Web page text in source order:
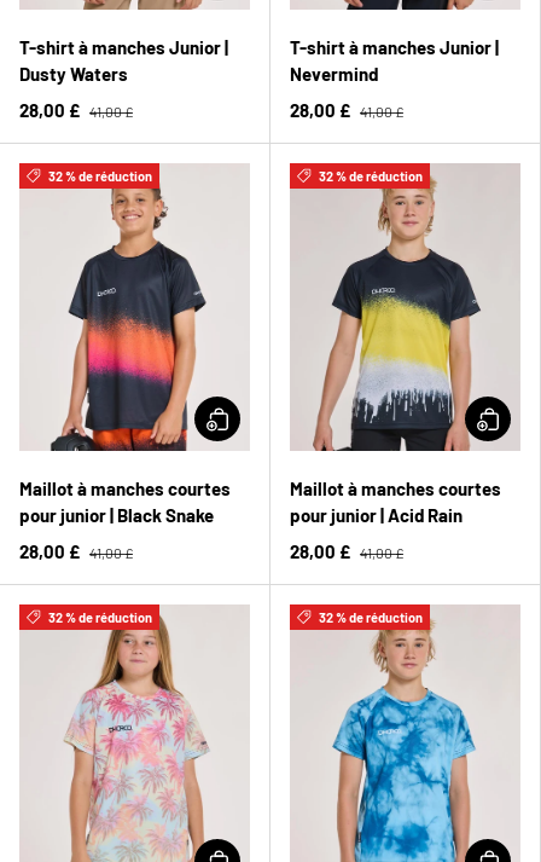
T-shirt à manches Junior |
Dusty Waters
28,00 £ 41,00 £
T-shirt à manches Junior |
Nevermind
28,00 £ 41,00 £
32 % de réduction
Maillot à manches courtes
pour junior | Black Snake
28,00 £ 41,00 £
32 % de réduction
Maillot à manches courtes
pour junior | Acid Rain
28,00 £ 41,00 £
32 % de réduction 32 % de réduction